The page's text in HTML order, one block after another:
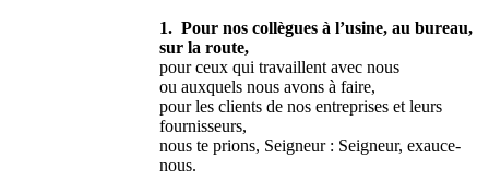
1. Pour nos collègues à l’usine, au bureau,
sur la route,
pour ceux qui travaillent avec nous
ou auxquels nous avons à faire,
pour les clients de nos entreprises et leurs
fournisseurs,
nous te prions, Seigneur : Seigneur, exauce-
nous.